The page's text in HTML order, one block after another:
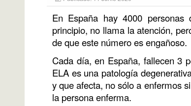
En España hay 4000 personas
principio, no llama la atención,
de que este número es engañoso.
Cada día, en España, fallecen 3
ELA es una patología
y que afecta, no sólo a enfermos
la persona enferma.